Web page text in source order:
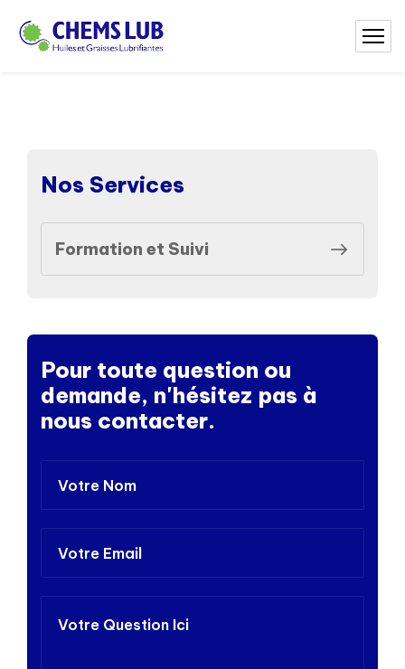
Nos Services
Formation et Suivi
Pour toute question ou
demande, n'hésitez pas à
nous contacter.